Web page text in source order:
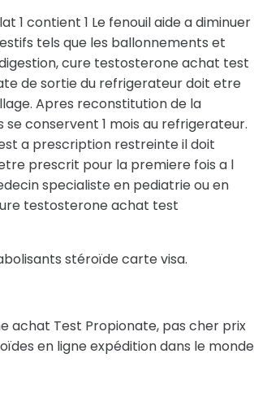
1 contient 1 Le fenouil aide a diminuer
tels que les ballonnements et
cure testosterone achat test
de sortie du refrigerateur doit etre
Apres reconstitution de la
se conservent 1 mois au refrigerateur.
a prescription restreinte il doit
prescrit pour la premiere fois a l
specialiste en pediatrie ou en
testosterone achat test
stéroïde carte visa.
achat Test Propionate, pas cher prix
en ligne expédition dans le monde